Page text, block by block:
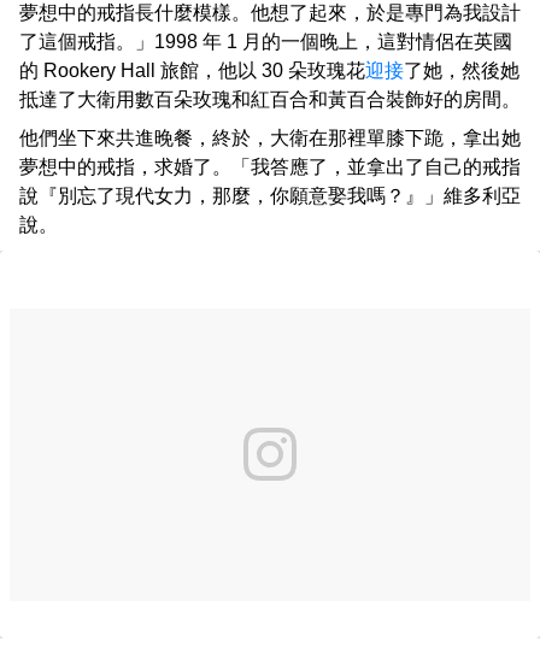
夢想中的戒指長什麼模樣。他想了起來，於是專門為我設計
了這個戒指。」1998 年 1 月的一個晚上，這對情侶在英國
的 Rookery Hall 旅館，他以 30 朵玫瑰花迎接了她，然後她
抵達了大衛用數百朵玫瑰和紅百合和黃百合裝飾好的房間。
他們坐下來共進晚餐，終於，大衛在那裡單膝下跪，拿出她
夢想中的戒指，求婚了。「我答應了，並拿出了自己的戒指
說『別忘了現代女力，那麼，你願意娶我嗎？』」維多利亞
說。